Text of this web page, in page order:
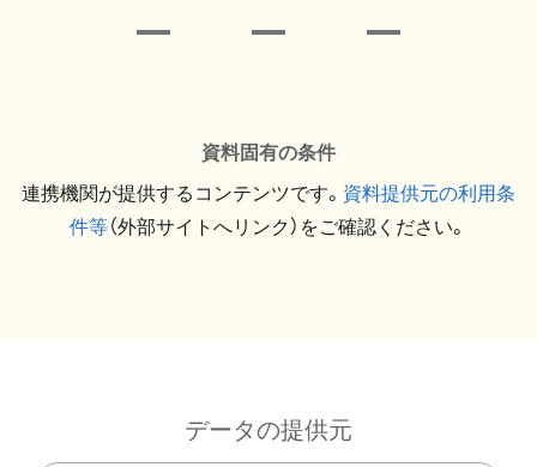
資料固有の条件
連携機関が提供するコンテンツです。 資料提供元の利用条
件等（外部サイトへリンク）をご確認ください。
データの提供元